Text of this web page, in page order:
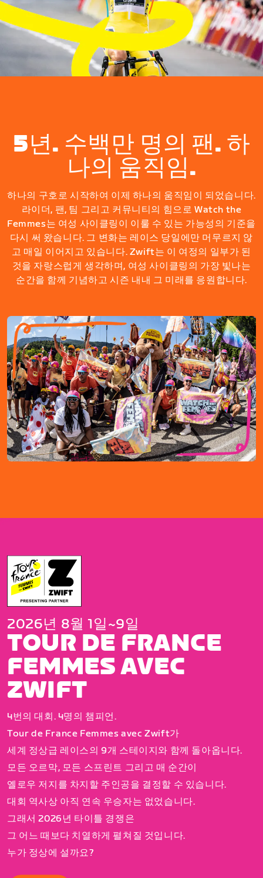
5년. 수백만 명의 팬. 하
나의 움직임.
하나의 구호로 시작하여 이제 하나의 움직임이 되었습니다.
라이더, 팬, 팀 그리고 커뮤니티의 힘으로 Watch the
Femmes는 여성 사이클링이 이룰 수 있는 가능성의 기준을
다시 써 왔습니다. 그 변화는 레이스 당일에만 머무르지 않
고 매일 이어지고 있습니다. Zwift는 이 여정의 일부가 된
것을 자랑스럽게 생각하며, 여성 사이클링의 가장 빛나는
순간을 함께 기념하고 시즌 내내 그 미래를 응원합니다.
2026년 8월 1일~9일
TOUR DE FRANCE
FEMMES AVEC
ZWIFT
4번의 대회. 4명의 챔피언.
Tour de France Femmes avec Zwift가
세계 정상급 레이스의 9개 스테이지와 함께 돌아옵니다.
모든 오르막, 모든 스프린트 그리고 매 순간이
옐로우 저지를 차지할 주인공을 결정할 수 있습니다.
대회 역사상 아직 연속 우승자는 없었습니다.
그래서 2026년 타이틀 경쟁은
그 어느 때보다 치열하게 펼쳐질 것입니다.
누가 정상에 설까요?